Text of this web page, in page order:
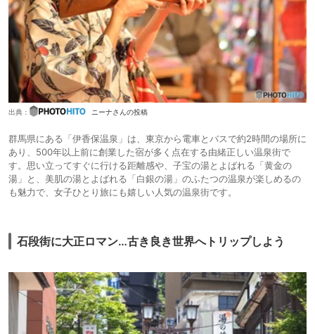
出典： ニーナさんの投稿
群馬県にある「伊香保温泉」は、東京から電車とバスで約2時間の場所に
あり、500年以上前に創業した宿が多く点在する由緒正しい温泉街で
す。思い立ってすぐに行ける距離感や、子宝の湯とよばれる「黄金の
湯」と、美肌の湯とよばれる「白銀の湯」のふたつの温泉が楽しめるの
も魅力で、女子ひとり旅にも嬉しい人気の温泉街です。
石段街に大正ロマン…古き良き世界へトリップしよう